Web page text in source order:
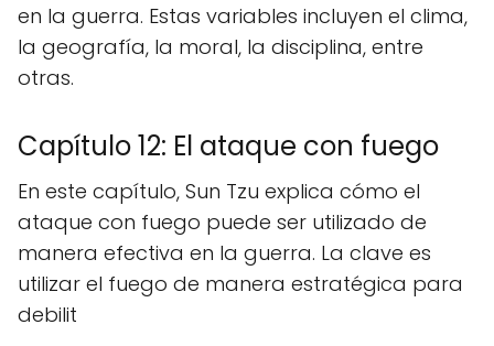
en la guerra. Estas variables incluyen el clima,
la geografía, la moral, la disciplina, entre
otras.
Capítulo 12: El ataque con fuego
En este capítulo, Sun Tzu explica cómo el
ataque con fuego puede ser utilizado de
manera efectiva en la guerra. La clave es
utilizar el fuego de manera estratégica para
debilit